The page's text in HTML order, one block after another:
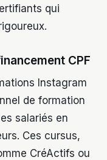
qui
CPF
Instagram
de formation
salariés en
Ces cursus,
CréActifs ou